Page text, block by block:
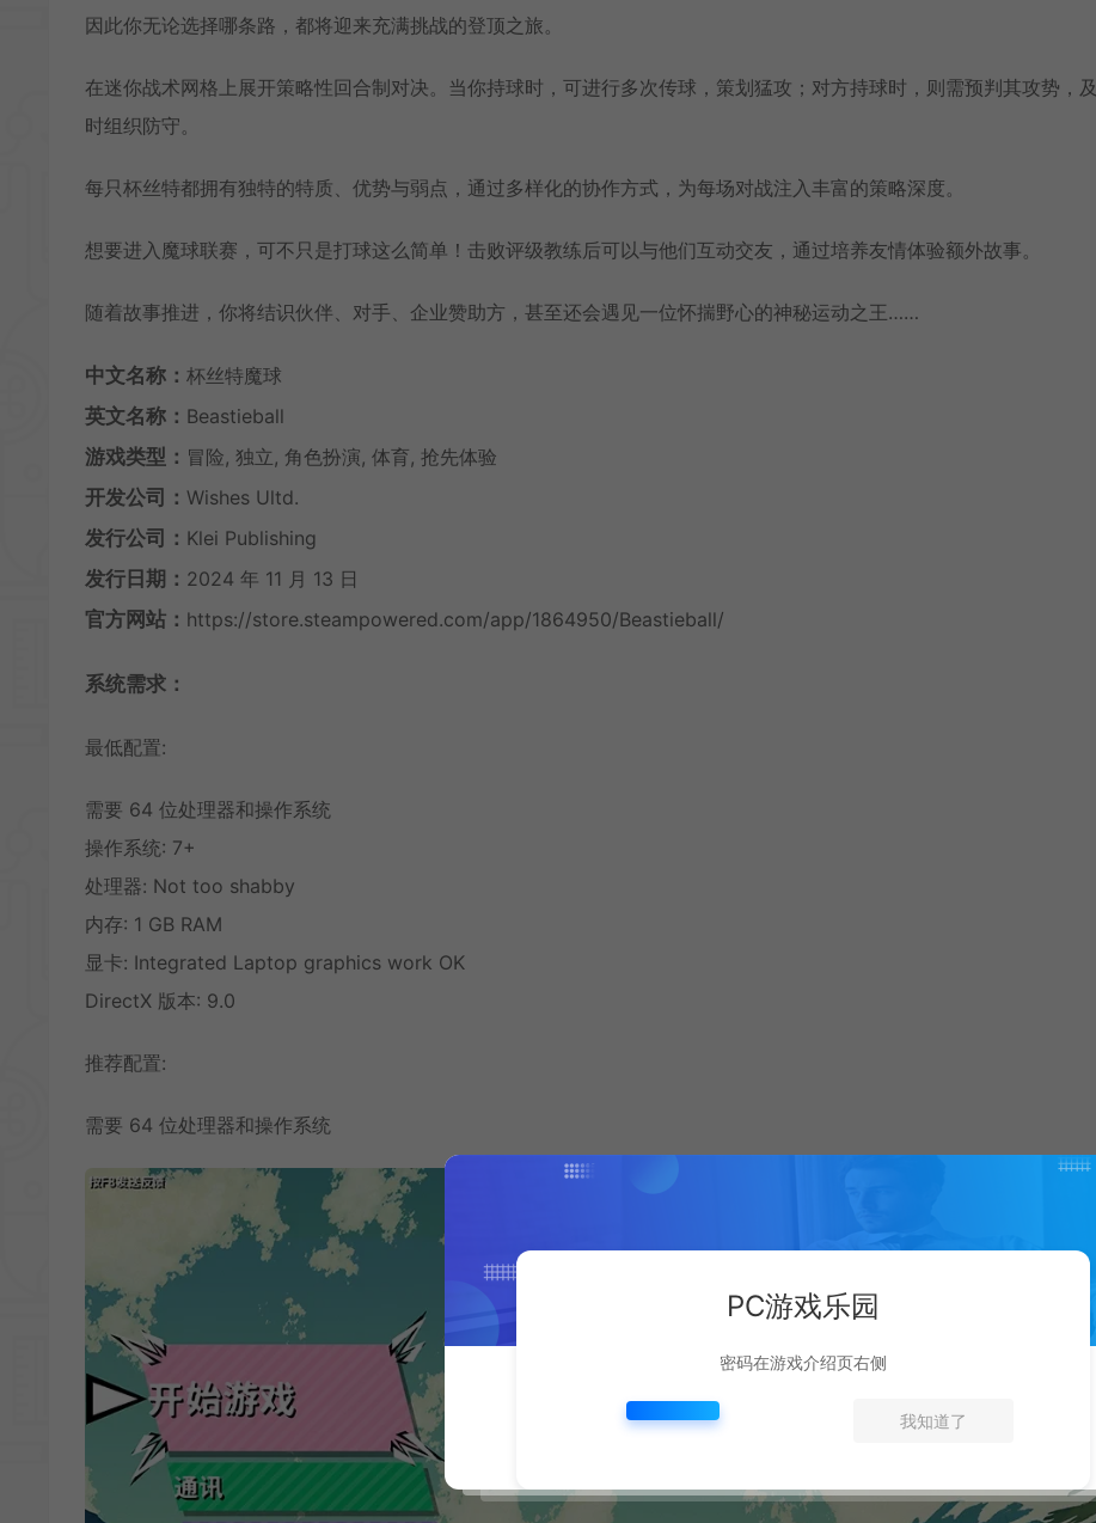
因此你无论选择哪条路，都将迎来充满挑战的登顶之旅。
在迷你战术网格上展开策略性回合制对决。当你持球时，可进行多次传球，策划猛攻；对方持球时，则需预判其攻势，及
时组织防守。
每只杯丝特都拥有独特的特质、优势与弱点，通过多样化的协作方式，为每场对战注入丰富的策略深度。
想要进入魔球联赛，可不只是打球这么简单！击败评级教练后可以与他们互动交友，通过培养友情体验额外故事。
随着故事推进，你将结识伙伴、对手、企业赞助方，甚至还会遇见一位怀揣野心的神秘运动之王……
中文名称： 杯丝特魔球
英文名称： Beastieball
游戏类型： 冒险, 独立, 角色扮演, 体育, 抢先体验
开发公司： Wishes Ultd.
发行公司： Klei Publishing
发行日期： 2024 年 11 月 13 日
官方网站： https://store.steampowered.com/app/1864950/Beastieball/
系统需求：
最低配置:
需要 64 位处理器和操作系统
操作系统: 7+
处理器: Not too shabby
内存: 1 GB RAM
显卡: Integrated Laptop graphics work OK
DirectX 版本: 9.0
推荐配置:
需要 64 位处理器和操作系统
PC游戏乐园
密码在游戏介绍页右侧
我知道了